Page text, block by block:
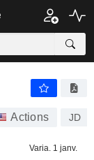
Actions JD
Varia. 1 janv.